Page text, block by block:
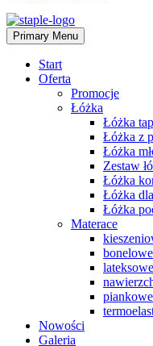
Primary Menu
Start
Oferta
Promocje
Łóżka
Łóżka
Łóżka z
Łóżka
Zestaw
Łóżka
Łóżka
Łóżka
Materace
bonelowe
lateksowe
piankowe
Nowości
Galeria